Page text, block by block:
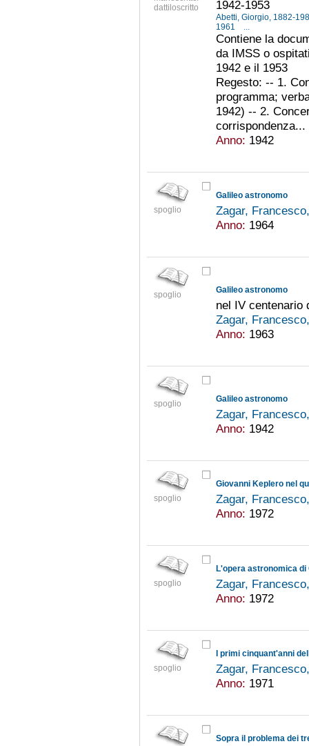
dattiloscritto
1942-1953
Abetti, Giorgio, 1882-
1961
...
Contiene la
da IMSS o
1942 e il 1953
Regesto: -- 1.
programma;
1942) -- 2.
corrispondenza...
Anno: 1942
spoglio
Galileo astronomo
Zagar,
Anno: 1964
spoglio Galileo astronomo
nel IV centenario
Zagar,
Anno: 1963
spoglio Galileo astronomo
Zagar,
Anno: 1942
spoglio
Giovanni Keplero nel
Zagar,
Anno: 1972
spoglio
L'opera astronomica di
Zagar,
Anno: 1972
spoglio
I primi cinquant'anni
Zagar,
Anno: 1971